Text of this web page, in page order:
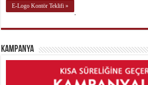
E-Logo Kontör Teklifi »
.
Kampanya